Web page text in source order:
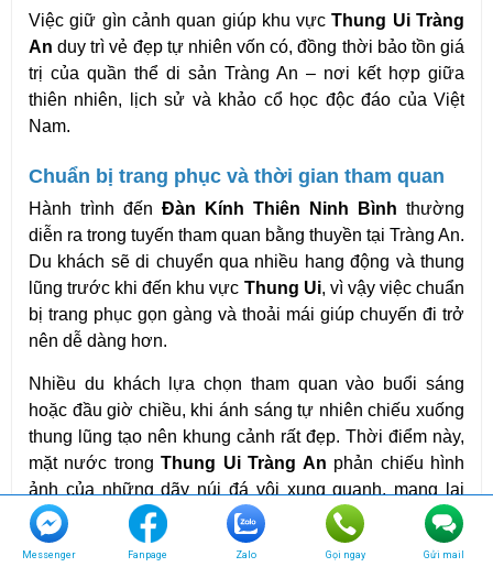
Việc giữ gìn cảnh quan giúp khu vực Thung Ui Tràng
An duy trì vẻ đẹp tự nhiên vốn có, đồng thời bảo tồn giá
trị của quần thể di sản Tràng An – nơi kết hợp giữa
thiên nhiên, lịch sử và khảo cổ học độc đáo của Việt
Nam.
Chuẩn bị trang phục và thời gian tham quan
Hành trình đến Đàn Kính Thiên Ninh Bình thường
diễn ra trong tuyến tham quan bằng thuyền tại Tràng An.
Du khách sẽ di chuyển qua nhiều hang động và thung
lũng trước khi đến khu vực Thung Ui, vì vậy việc chuẩn
bị trang phục gọn gàng và thoải mái giúp chuyến đi trở
nên dễ dàng hơn.
Nhiều du khách lựa chọn tham quan vào buổi sáng
hoặc đầu giờ chiều, khi ánh sáng tự nhiên chiếu xuống
thung lũng tạo nên khung cảnh rất đẹp. Thời điểm này,
mặt nước trong Thung Ui Tràng An phản chiếu hình
ảnh của những dãy núi đá vôi xung quanh, mang lại
góc nhìn ấn tượng cho hành trình khám phá.
Không gian yên bình của thung lũng cùng dấu ấn lịch
Messenger Fanpage Zalo Gọi ngay Gửi mail